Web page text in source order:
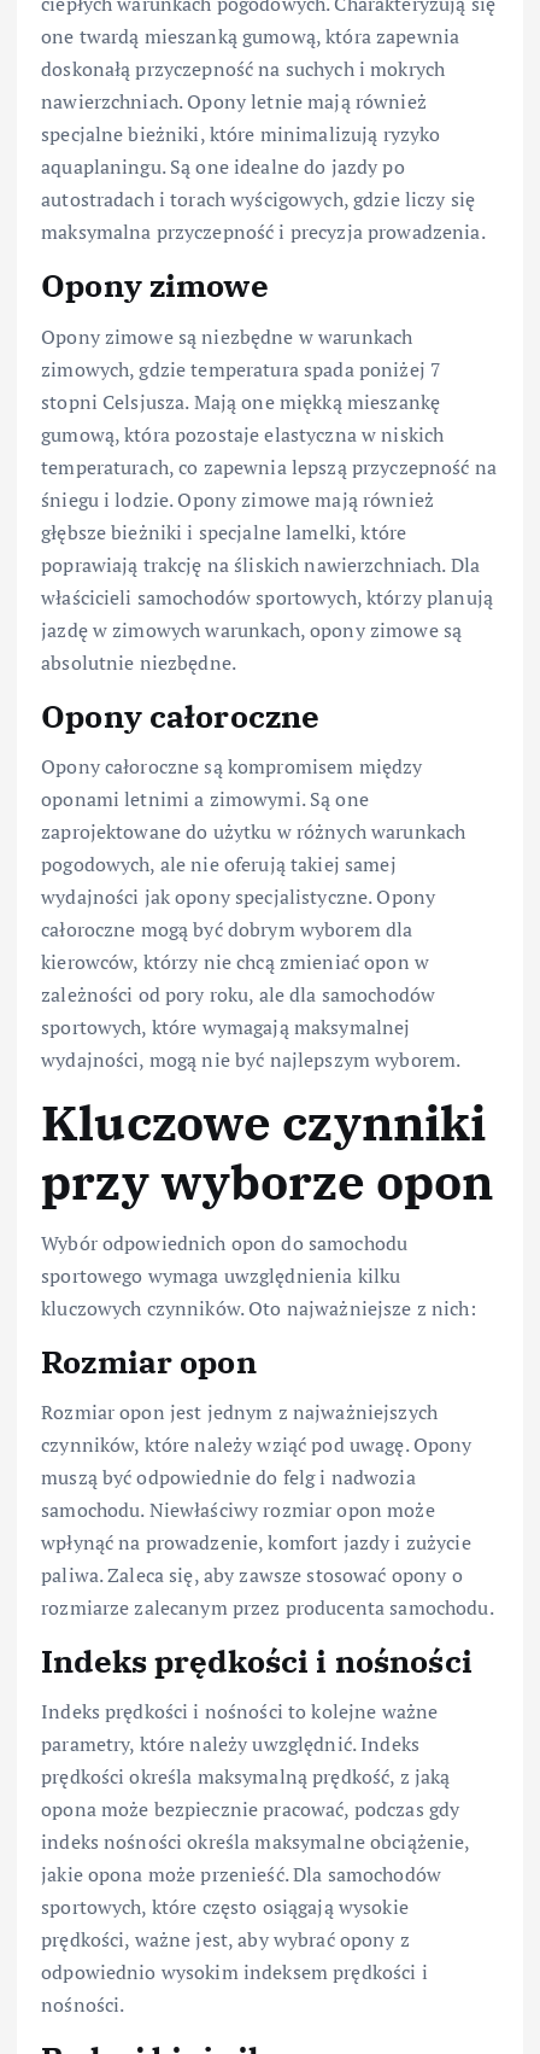
one twardą mieszanką gumową, która zapewnia
doskonałą przyczepność na suchych i mokrych
nawierzchniach. Opony letnie mają również
specjalne bieżniki, które minimalizują ryzyko
aquaplaningu. Są one idealne do jazdy po
autostradach i torach wyścigowych, gdzie liczy się
maksymalna przyczepność i precyzja prowadzenia.
Opony zimowe
Opony zimowe są niezbędne w warunkach
zimowych, gdzie temperatura spada poniżej 7
stopni Celsjusza. Mają one miękką mieszankę
gumową, która pozostaje elastyczna w niskich
temperaturach, co zapewnia lepszą przyczepność na
śniegu i lodzie. Opony zimowe mają również
głębsze bieżniki i specjalne lamelki, które
poprawiają trakcję na śliskich nawierzchniach. Dla
właścicieli samochodów sportowych, którzy planują
jazdę w zimowych warunkach, opony zimowe są
absolutnie niezbędne.
Opony całoroczne
Opony całoroczne są kompromisem między
oponami letnimi a zimowymi. Są one
zaprojektowane do użytku w różnych warunkach
pogodowych, ale nie oferują takiej samej
wydajności jak opony specjalistyczne. Opony
całoroczne mogą być dobrym wyborem dla
kierowców, którzy nie chcą zmieniać opon w
zależności od pory roku, ale dla samochodów
sportowych, które wymagają maksymalnej
wydajności, mogą nie być najlepszym wyborem.
Kluczowe czynniki
przy wyborze opon
Wybór odpowiednich opon do samochodu
sportowego wymaga uwzględnienia kilku
kluczowych czynników. Oto najważniejsze z nich:
Rozmiar opon
Rozmiar opon jest jednym z najważniejszych
czynników, które należy wziąć pod uwagę. Opony
muszą być odpowiednie do felg i nadwozia
samochodu. Niewłaściwy rozmiar opon może
wpłynąć na prowadzenie, komfort jazdy i zużycie
paliwa. Zaleca się, aby zawsze stosować opony o
rozmiarze zalecanym przez producenta samochodu.
Indeks prędkości i nośności
Indeks prędkości i nośności to kolejne ważne
parametry, które należy uwzględnić. Indeks
prędkości określa maksymalną prędkość, z jaką
opona może bezpiecznie pracować, podczas gdy
indeks nośności określa maksymalne obciążenie,
jakie opona może przenieść. Dla samochodów
sportowych, które często osiągają wysokie
prędkości, ważne jest, aby wybrać opony z
odpowiednio wysokim indeksem prędkości i
nośności.